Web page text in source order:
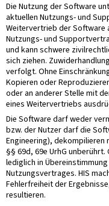
Die Nutzung der Software
aktuellen Nutzungs- und
Weitervertrieb der Software
Nutzungs- und
und kann schwere
sich ziehen.
verfolgt. Ohne
Kopieren oder
oder an anderer Stelle mit
eines Weitervertriebs
Die Software darf weder
bzw. der Nutzer darf die
Engineering), dekompilieren
§§ 69d, 69e UrhG
lediglich in
Nutzungsvertrages. HIS
Fehlerfreiheit der
resultieren.